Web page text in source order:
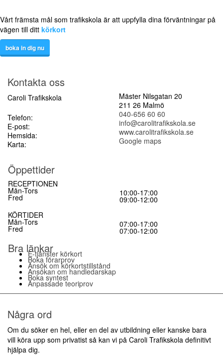
Vårt främsta mål som trafikskola är att uppfylla dina förväntningar på
vägen till ditt körkort
boka in dig nu
Kontakta oss
Caroli Trafikskola
Telefon:
E-post:
Hemsida:
Karta:
Mäster Nilsgatan 20
211 26 Malmö
040-656 60 60
info@carolitrafikskola.se
www.carolitrafikskola.se
Google maps
Öppettider
RECEPTIONEN
Mån-Tors
Fred 10:00-17:00
09:00-12:00
KÖRTIDER
Mån-Tors
Fred 07:00-17:00
07:00-12:00
Bra länkar
E-tjänster körkort
Boka förarprov
Ansök om körkortstillstånd
Ansökan om handledarskap
Boka syntest
Anpassade teoriprov
Några ord
Om du söker en hel, eller en del av utbildning eller kanske bara
vill köra upp som privatist så kan vi på Caroli Trafikskola definitivt
hjälpa dig.